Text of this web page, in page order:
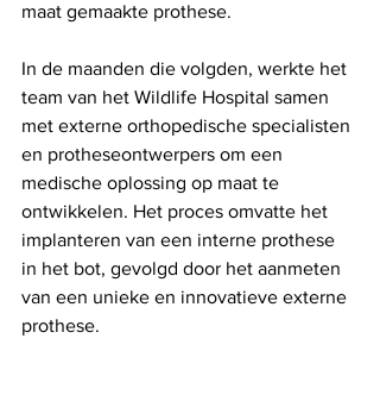
maat gemaakte prothese.
In de maanden die volgden, werkte het
team van het Wildlife Hospital samen
met externe orthopedische specialisten
en protheseontwerpers om een ​​
medische oplossing op maat te
ontwikkelen. Het proces omvatte het
implanteren van een interne prothese
in het bot, gevolgd door het aanmeten
van een unieke en innovatieve externe
prothese.